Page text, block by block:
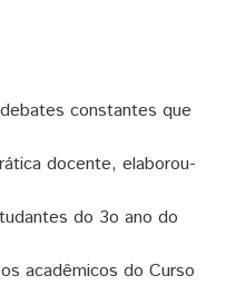
constantes que
docente, elaborou-
do 3o ano do
acadêmicos do Curso